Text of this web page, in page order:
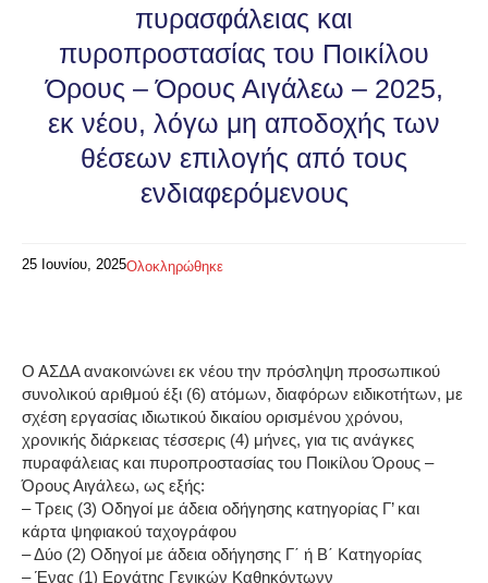
πυρασφάλειας και
πυροπροστασίας του Ποικίλου
Όρους – Όρους Αιγάλεω – 2025,
εκ νέου, λόγω μη αποδοχής των
θέσεων επιλογής από τους
ενδιαφερόμενους
25 Ιουνίου, 2025Ολοκληρώθηκε
Ο ΑΣΔΑ ανακοινώνει εκ νέου την πρόσληψη προσωπικού
συνολικού αριθμού έξι (6) ατόμων, διαφόρων ειδικοτήτων, με
σχέση εργασίας ιδιωτικού δικαίου ορισμένου χρόνου,
χρονικής διάρκειας τέσσερις (4) μήνες, για τις ανάγκες
πυραφάλειας και πυροπροστασίας του Ποικίλου Όρους –
Όρους Αιγάλεω, ως εξής:
– Τρεις (3) Οδηγοί με άδεια οδήγησης κατηγορίας Γ’ και
κάρτα ψηφιακού ταχογράφου
– Δύο (2) Οδηγοί με άδεια οδήγησης Γ΄ ή Β΄ Κατηγορίας
– Ένας (1) Εργάτης Γενικών Καθηκόντωνν